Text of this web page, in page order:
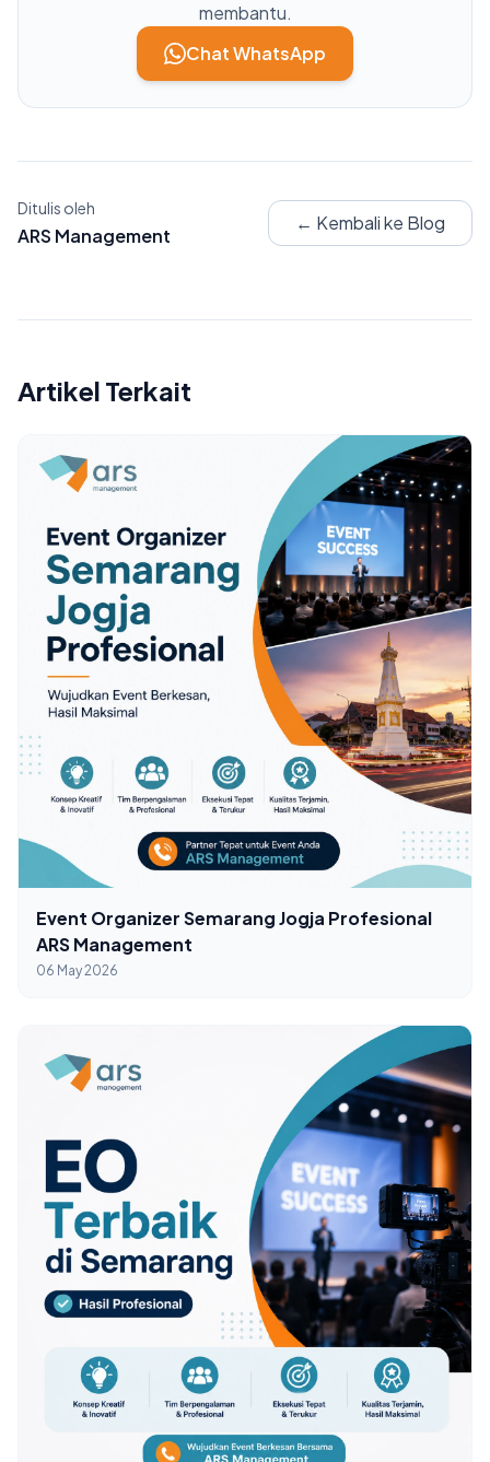
membantu.
Chat WhatsApp
Ditulis oleh
ARS Management
← Kembali ke Blog
Artikel Terkait
Event Organizer Semarang Jogja Profesional
ARS Management
06 May 2026